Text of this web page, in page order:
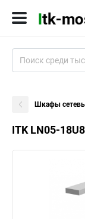
Шкафы
ITK LN05-